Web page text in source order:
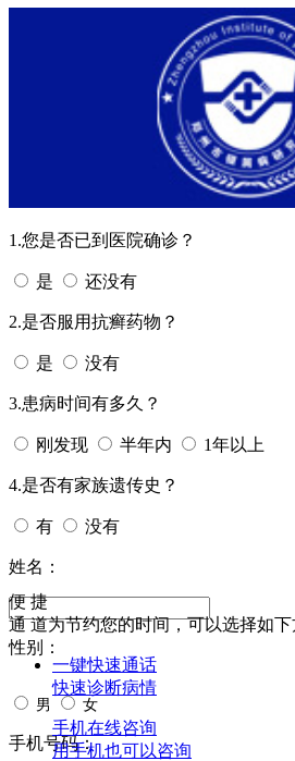
1.您是否已到医院确诊？
是 还没有
2.是否服用抗癣药物？
是 没有
3.患病时间有多久？
刚发现 半年内 1年以上
4.是否有家族遗传史？
有 没有
姓名：
性别：
男 女
手机号码：
便 捷
通 道为节约您的时间，可以选择如下
一键快速通话
快速诊断病情
手机在线咨询
用手机也可以咨询